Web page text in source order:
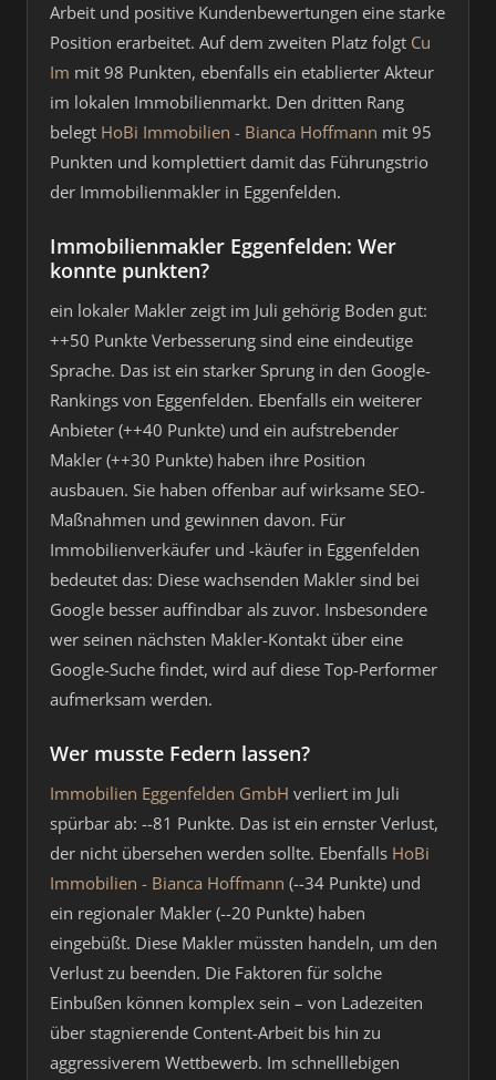
Arbeit und positive Kundenbewertungen eine starke
Position erarbeitet. Auf dem zweiten Platz folgt Cu
Im mit 98 Punkten, ebenfalls ein etablierter Akteur
im lokalen Immobilienmarkt. Den dritten Rang
belegt HoBi Immobilien - Bianca Hoffmann mit 95
Punkten und komplettiert damit das Führungstrio
der Immobilienmakler in Eggenfelden.
Immobilienmakler Eggenfelden: Wer
konnte punkten?
ein lokaler Makler zeigt im Juli gehörig Boden gut:
++50 Punkte Verbesserung sind eine eindeutige
Sprache. Das ist ein starker Sprung in den Google-
Rankings von Eggenfelden. Ebenfalls ein weiterer
Anbieter (++40 Punkte) und ein aufstrebender
Makler (++30 Punkte) haben ihre Position
ausbauen. Sie haben offenbar auf wirksame SEO-
Maßnahmen und gewinnen davon. Für
Immobilienverkäufer und -käufer in Eggenfelden
bedeutet das: Diese wachsenden Makler sind bei
Google besser auffindbar als zuvor. Insbesondere
wer seinen nächsten Makler-Kontakt über eine
Google-Suche findet, wird auf diese Top-Performer
aufmerksam werden.
Wer musste Federn lassen?
Immobilien Eggenfelden GmbH verliert im Juli
spürbar ab: --81 Punkte. Das ist ein ernster Verlust,
der nicht übersehen werden sollte. Ebenfalls HoBi
Immobilien - Bianca Hoffmann (--34 Punkte) und
ein regionaler Makler (--20 Punkte) haben
eingebüßt. Diese Makler müssten handeln, um den
Verlust zu beenden. Die Faktoren für solche
Einbußen können komplex sein – von Ladezeiten
über stagnierende Content-Arbeit bis hin zu
aggressiverem Wettbewerb. Im schnelllebigen